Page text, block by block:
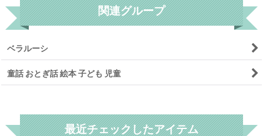
関連グループ
ベラルーシ
童話 おとぎ話 絵本 子ども 児童
最近チェックしたアイテム